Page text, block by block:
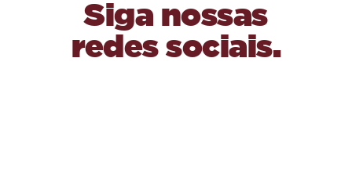
Siga nossas
redes sociais.